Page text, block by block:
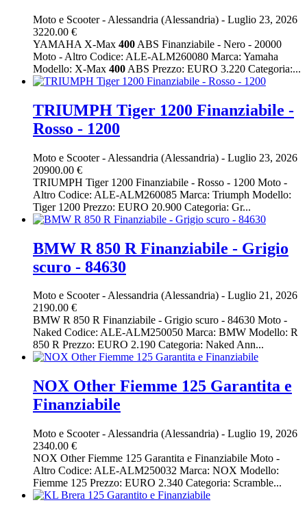
Moto e Scooter- Alessandria (Alessandria) - Luglio 23, 2026
3220.00 €
YAMAHA X-Max 400 ABS Finanziabile - Nero - 20000
Moto - Altro Codice: ALE-ALM260080 Marca: Yamaha
Modello: X-Max 400 ABS Prezzo: EURO 3.220 Categoria:...
TRIUMPH Tiger 1200 Finanziabile -
Rosso - 1200
Moto e Scooter- Alessandria (Alessandria) - Luglio 23, 2026
20900.00 €
TRIUMPH Tiger 1200 Finanziabile - Rosso - 1200 Moto -
Altro Codice: ALE-ALM260085 Marca: Triumph Modello:
Tiger 1200 Prezzo: EURO 20.900 Categoria: Gr...
BMW R 850 R Finanziabile - Grigio
scuro - 84630
Moto e Scooter-Alessandria (Alessandria) - Luglio 21, 2026
2190.00 €
BMW R 850 R Finanziabile - Grigio scuro - 84630 Moto -
Naked Codice: ALE-ALM250050 Marca: BMW Modello: R
850 R Prezzo: EURO 2.190 Categoria: Naked Ann...
NOX Other Fiemme 125 Garantita e
Finanziabile
Moto e Scooter- Alessandria (Alessandria) - Luglio 19, 2026
2340.00 €
NOX Other Fiemme 125 Garantita e Finanziabile Moto -
Altro Codice: ALE-ALM250032 Marca: NOX Modello:
Fiemme 125 Prezzo: EURO 2.340 Categoria: Scramble...